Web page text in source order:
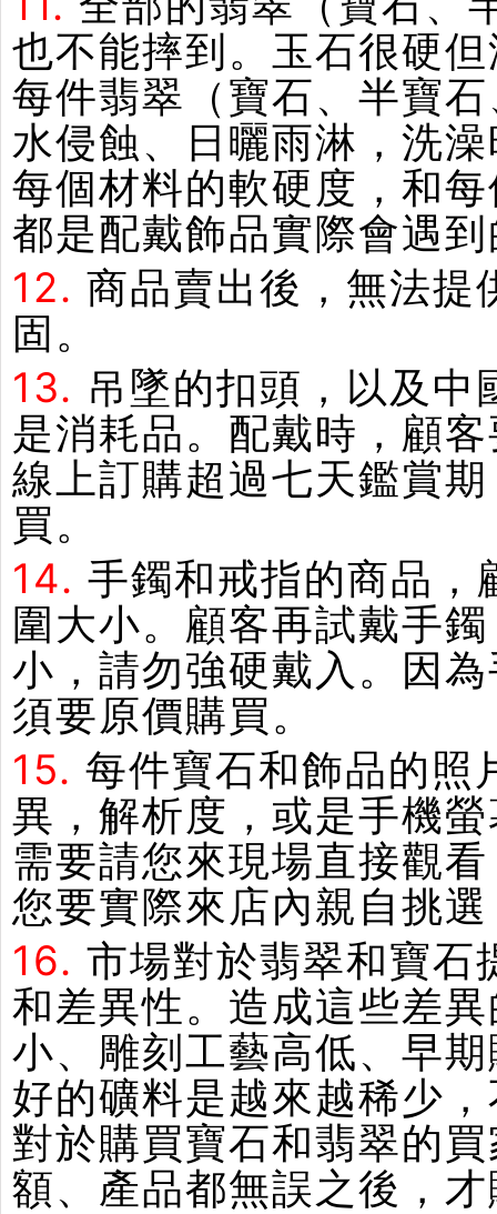
也不能摔到。玉石很硬
每件翡翠（寶石、半寶
水侵蝕、日曬雨淋，洗
每個材料的軟硬度，和
都是配戴飾品實際會遇
12. 商品賣出後，無法提
固。
13. 吊墜的扣頭，以及
是消耗品。配戴時，顧
線上訂購超過七天鑑賞
買。
14. 手鐲和戒指的商品，
圍大小。顧客再試戴手
小，請勿強硬戴入。因
須要原價購買。
15. 每件寶石和飾品的照
異，解析度，或是手機
需要請您來現場直接觀
您要實際來店內親自挑
16. 市場對於翡翠和寶石
和差異性。造成這些差
小、雕刻工藝高低、早
好的礦料是越來越稀少
對於購買寶石和翡翠的
額、產品都無誤之後，